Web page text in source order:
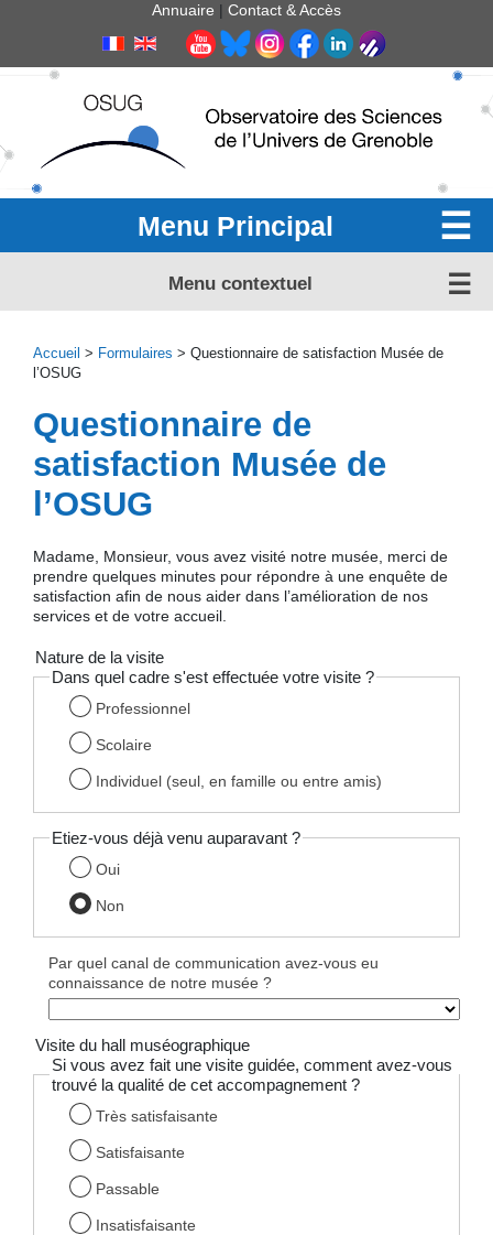
Annuaire | Contact & Accès
Menu Principal
Menu contextuel
Accueil > Formulaires > Questionnaire de satisfaction Musée de
l’OSUG
Questionnaire de
satisfaction Musée de
l’OSUG
Madame, Monsieur, vous avez visité notre musée, merci de
prendre quelques minutes pour répondre à une enquête de
satisfaction afin de nous aider dans l’amélioration de nos
services et de votre accueil.
Nature de la visite
Dans quel cadre s'est effectuée votre visite ?
Professionnel
Scolaire
Individuel (seul, en famille ou entre amis)
Etiez-vous déjà venu auparavant ?
Oui
Non
Par quel canal de communication avez-vous eu
connaissance de notre musée ?
Visite du hall muséographique
Si vous avez fait une visite guidée, comment avez-vous
trouvé la qualité de cet accompagnement ?
Très satisfaisante
Satisfaisante
Passable
Insatisfaisante
Panneau de gestion des cookies